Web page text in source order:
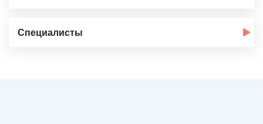
Специалисты